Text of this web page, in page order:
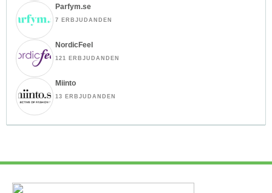
Parfym.se
7 ERBJUDANDEN
NordicFeel
121 ERBJUDANDEN
Miinto
13 ERBJUDANDEN